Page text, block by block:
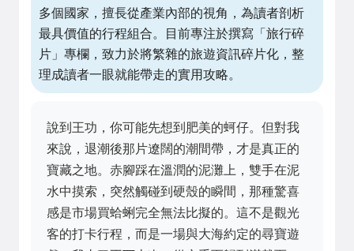
多個國家，擅長從產業內部的視角，為讀者剖析
最具價值的行程組合。目前專注於撰寫「旅行碎
片」專欄，致力於將繁雜的旅遊資訊碎片化，整
理成讀者一眼就能帶走的實用攻略。
說到王功，你可能先想到肥美的蚵仔。但對我
來說，退潮後那片遼闊的潮間帶，才是真正的
寶藏之地。赤腳踩在溫潤的泥灘上，雙手在泥
水中摸索，突然觸碰到硬殼的瞬間，那種驚喜
感是市場買蛤蜊完全無法比擬的。這不是觀光
客的打卡行程，而是一場與大海約定的尋寶遊